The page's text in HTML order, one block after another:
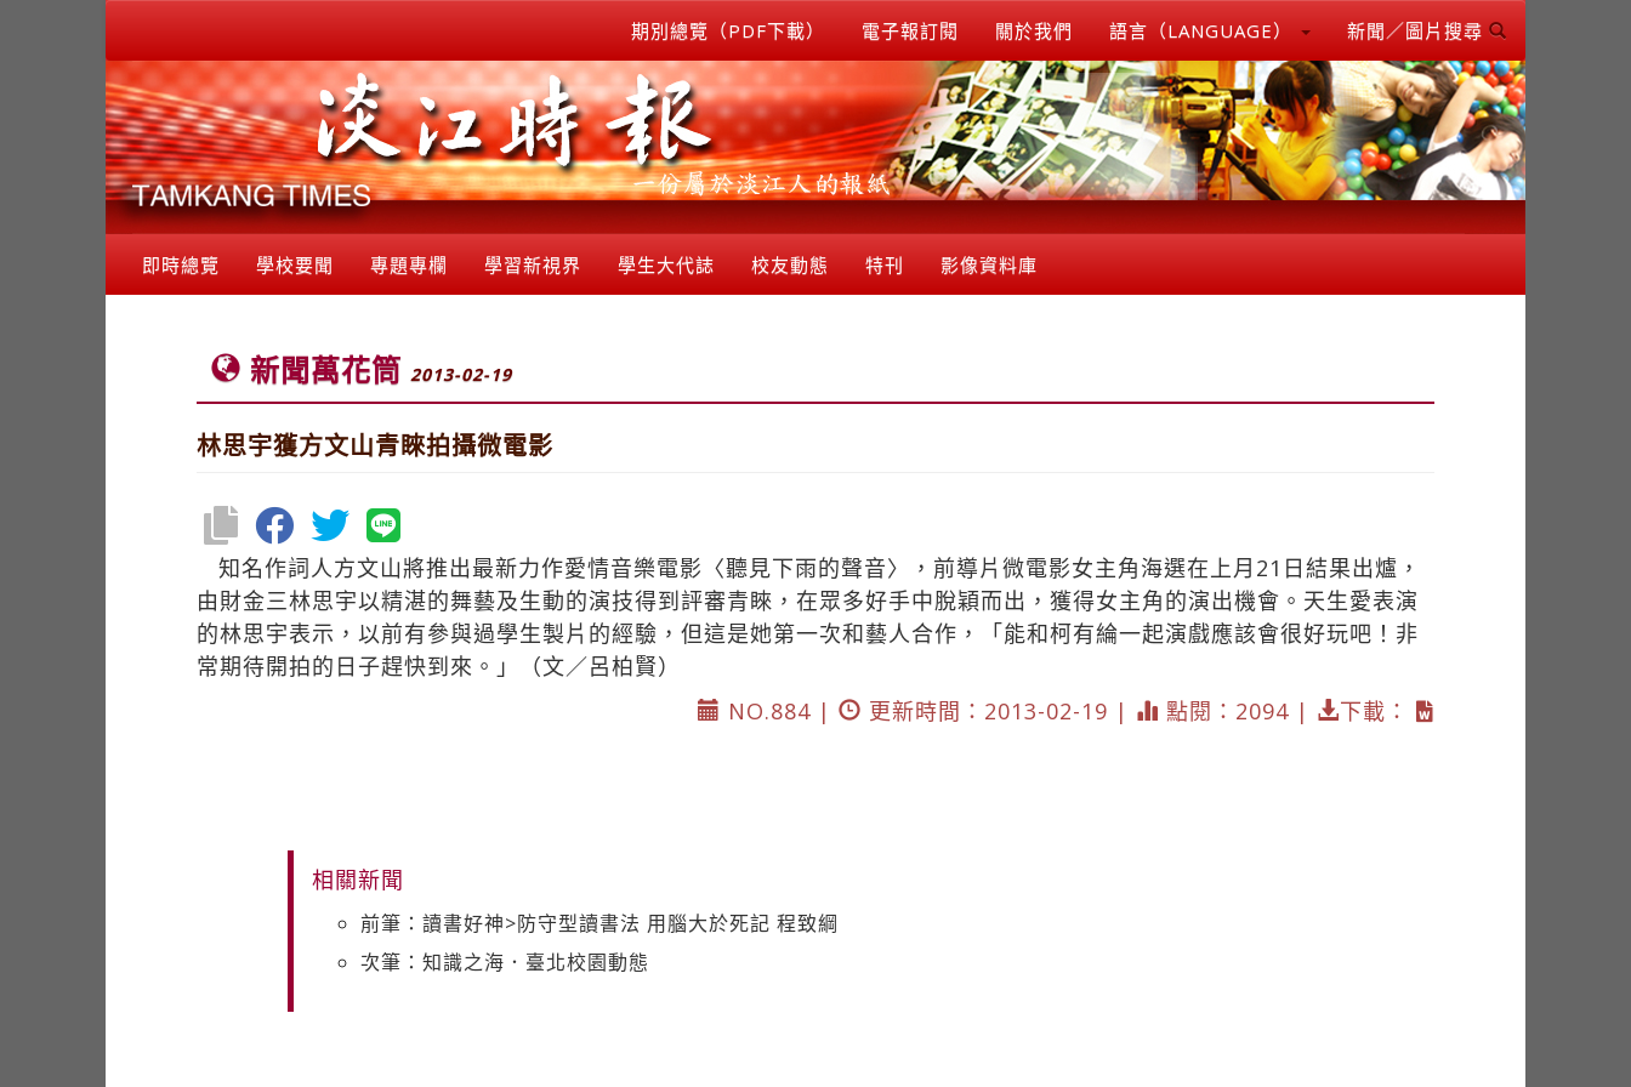
期別總覽（PDF下載） 電子報訂閱 關於我們 語言（LANGUAGE） 新聞／圖片搜尋
即時總覽 學校要聞 專題專欄 學習新視界 學生大代誌 校友動態 特刊 影像資料庫
新聞萬花筒 2013-02-19
林思宇獲方文山青睞拍攝微電影
知名作詞人方文山將推出最新力作愛情音樂電影〈聽見下雨的聲音〉，前導片微電影女主角海選在上月21日結果出爐，
由財金三林思宇以精湛的舞藝及生動的演技得到評審青睞，在眾多好手中脫穎而出，獲得女主角的演出機會。天生愛表演
的林思宇表示，以前有參與過學生製片的經驗，但這是她第一次和藝人合作，「能和柯有綸一起演戲應該會很好玩吧！非
常期待開拍的日子趕快到來。」（文／呂柏賢）
NO.884 |
更新時間：2013-02-19 | 點閱：2094 | 下載：
相關新聞
前筆：讀書好神>防守型讀書法 用腦大於死記 程致綱
次筆：知識之海．臺北校園動態